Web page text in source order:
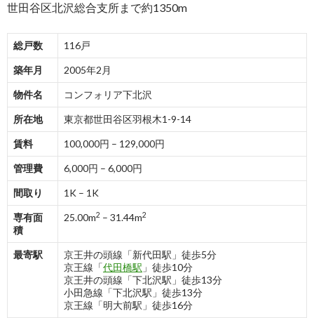
世田谷区北沢総合支所まで約1350m
総戸数 116戸
築年月 2005年2月
物件名 コンフォリア下北沢
所在地 東京都世田谷区羽根木1-9-14
賃料 100,000円 – 129,000円
管理費 6,000円 – 6,000円
間取り 1K – 1K
専有面
積
25.00m2 – 31.44m2
最寄駅
京王井の頭線「新代田駅」徒歩5分
京王線「代田橋駅 」徒歩10分
京王井の頭線「下北沢駅」徒歩13分
小田急線「下北沢駅」徒歩13分
京王線「明大前駅」徒歩16分